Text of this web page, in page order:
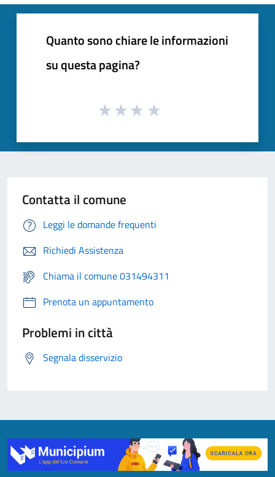
Quanto sono chiare le informazioni
su questa pagina?
Contatta il comune
Leggi le domande frequenti
Richiedi Assistenza
Chiama il comune 031494311
Prenota un appuntamento
Problemi in città
Segnala disservizio